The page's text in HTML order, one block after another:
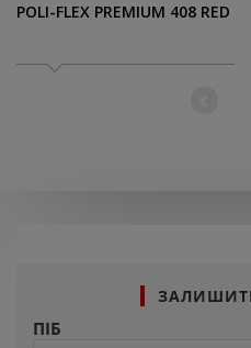
POLI-FLEX PREMIUM 408 RED
ПІБ